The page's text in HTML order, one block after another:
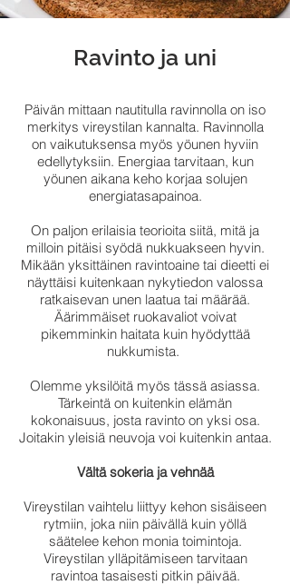
Ravinto ja uni
Päivän mittaan nautitulla ravinnolla on iso
merkitys vireystilan kannalta. Ravinnolla
on vaikutuksensa myös yöunen hyviin
edellytyksiin. Energiaa tarvitaan, kun
yöunen aikana keho korjaa solujen
energiatasapainoa.
On paljon erilaisia teorioita siitä, mitä ja
milloin pitäisi syödä nukkuakseen hyvin.
Mikään yksittäinen ravintoaine tai dieetti ei
näyttäisi kuitenkaan nykytiedon valossa
ratkaisevan unen laatua tai määrää.
Äärimmäiset ruokavaliot voivat
pikemminkin haitata kuin hyödyttää
nukkumista.
Olemme yksilöitä myös tässä asiassa.
Tärkeintä on kuitenkin elämän
kokonaisuus, josta ravinto on yksi osa.
Joitakin yleisiä neuvoja voi kuitenkin antaa.
Vältä sokeria ja vehnää
Vireystilan vaihtelu liittyy kehon sisäiseen
rytmiin, joka niin päivällä kuin yöllä
säätelee kehon monia toimintoja.
Vireystilan ylläpitämiseen tarvitaan
ravintoa tasaisesti pitkin päivää.